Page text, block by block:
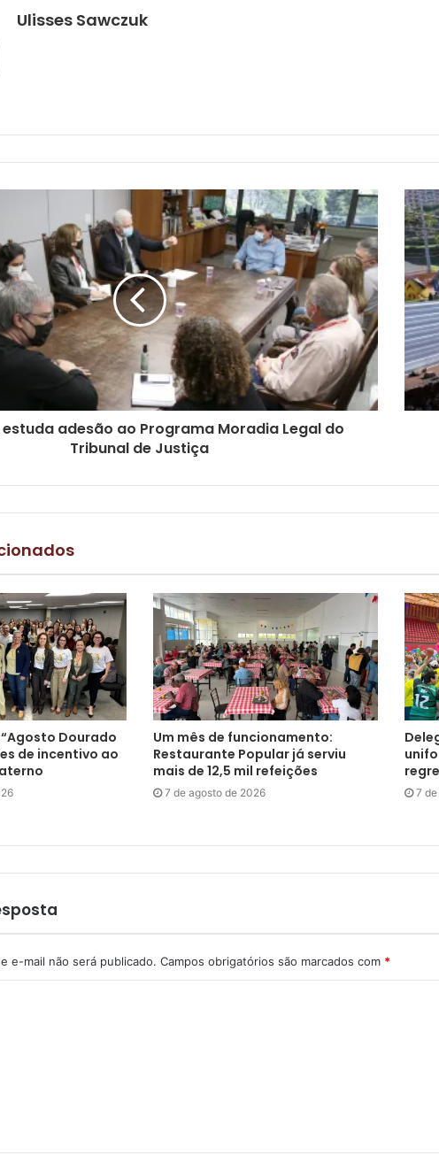
Ulisses Sawczuk
adesão ao Programa Moradia Legal do
Tribunal de Justiça
Dourado
de incentivo ao
Um mês de funcionamento:
Restaurante Popular já serviu
mais de 12,5 mil refeições
7 de agosto de 2026 7
e-mail não será publicado. Campos obrigatórios são marcados com *